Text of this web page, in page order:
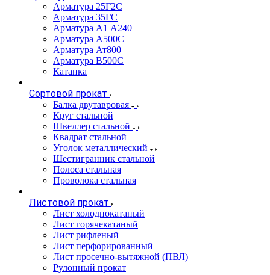
Арматура 25Г2С
Арматура 35ГС
Арматура А1 А240
Арматура А500С
Арматура Ат800
Арматура В500С
Катанка
Сортовой прокат
Балка двутавровая
Круг стальной
Швеллер стальной
Квадрат стальной
Уголок металлический
Шестигранник стальной
Полоса стальная
Проволока стальная
Листовой прокат
Лист холоднокатаный
Лист горячекатаный
Лист рифленый
Лист перфорированный
Лист просечно-вытяжной (ПВЛ)
Рулонный прокат